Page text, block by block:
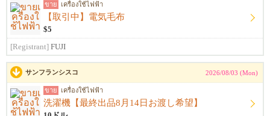
ขาย เครื่องใช้ไฟฟ้า
【取引中】電気毛布
$5
[Registrant] FUJI
サンフランシスコ 2026/08/03 (Mon)
ขาย เครื่องใช้ไฟฟ้า
洗濯機【最終出品8月14日お渡し希望】